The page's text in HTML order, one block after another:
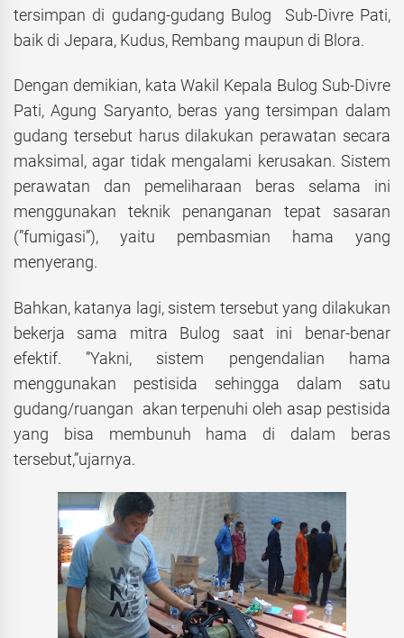
tersimpan di gudang-gudang Bulog Sub-Divre Pati,
baik di Jepara, Kudus, Rembang maupun di Blora.
Dengan demikian, kata Wakil Kepala Bulog Sub-Divre
Pati, Agung Saryanto, beras yang tersimpan dalam
gudang tersebut harus dilakukan perawatan secara
maksimal, agar tidak mengalami kerusakan. Sistem
perawatan dan pemeliharaan beras selama ini
menggunakan teknik penanganan tepat sasaran
(”fumigasi”), yaitu pembasmian hama yang
menyerang.
Bahkan, katanya lagi, sistem tersebut yang dilakukan
bekerja sama mitra Bulog saat ini benar-benar
efektif. ”Yakni, sistem pengendalian hama
menggunakan pestisida sehingga dalam satu
gudang/ruangan akan terpenuhi oleh asap pestisida
yang bisa membunuh hama di dalam beras
tersebut,”ujarnya.